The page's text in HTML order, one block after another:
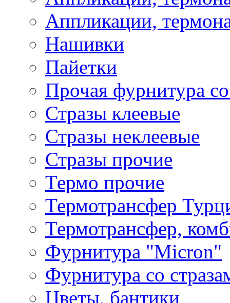
Аппликации,
Нашивки
Пайетки
Прочая фурнитура
Стразы клеевые
Стразы неклеевые
Стразы прочие
Термо прочие
Термотрансфер
Термотрансфер,
Фурнитура "Micron"
Фурнитура со
Цветы, бантики